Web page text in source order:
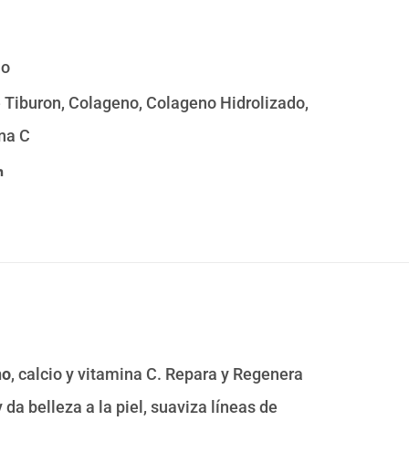
Tiburon, Colageno, Colageno Hidrolizado,
C
, calcio y vitamina C. Repara y Regenera
belleza a la piel, suaviza líneas de